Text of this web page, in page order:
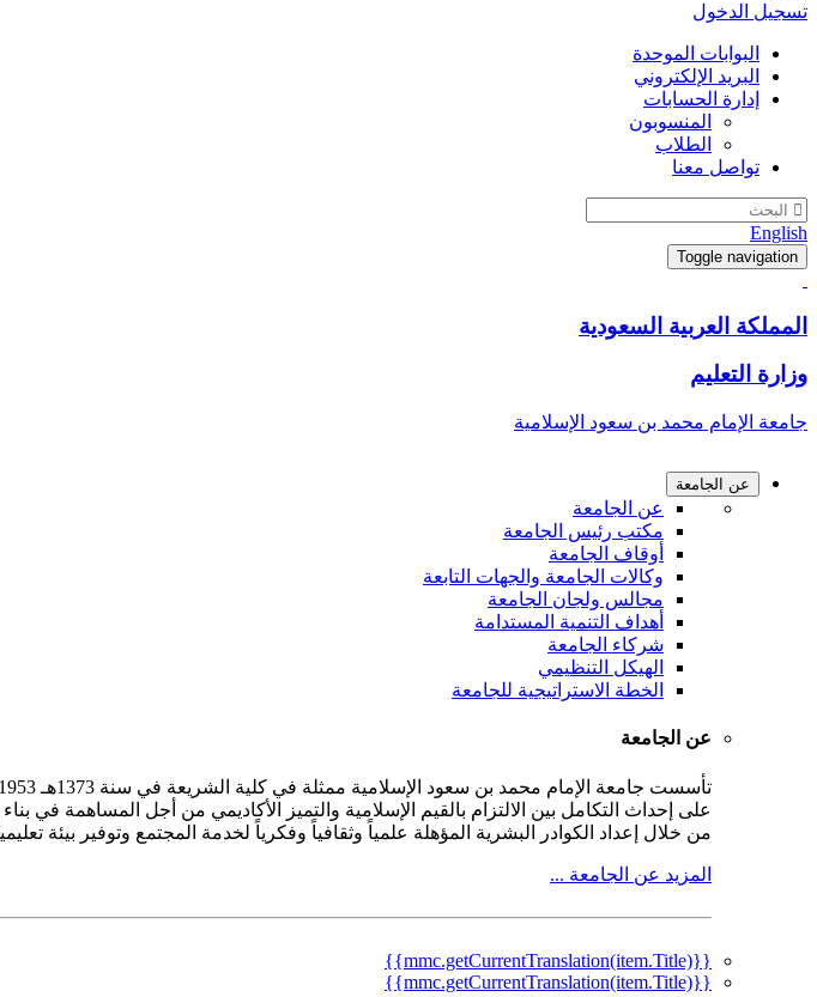
تسجيل الدخول
البوابات الموحدة
البريد الإلكتروني
إدارة الحسابات
المنسوبون
الطلاب
تواصل معنا
English
Toggle navigation
المملكة العربية السعودية
وزارة التعليم
جامعة الإمام محمد بن سعود الإسلامية
عن الجامعة
عن الجامعة
مكتب رئيس الجامعة
أوقاف الجامعة
وكالات الجامعة والجهات التابعة
مجالس ولجان الجامعة
أهداف التنمية المستدامة
شركاء الجامعة
الهيكل التنظيمي
الخطة الاستراتيجية للجامعة
عن الجامعة
على إحداث التكامل بين الالتزام بالقيم الإسلامية والتميز الأكاديمي من أجل المساهمة في
من خلال إعداد الكوادر البشرية المؤهلة علمياً وثقافياً وفكرياً لخدمة المجتمع وتوفير بيئة
المزيد عن الجامعة ...
{{mmc.getCurrentTranslation(item.Title)}}
{{mmc.getCurrentTranslation(item.Title)}}